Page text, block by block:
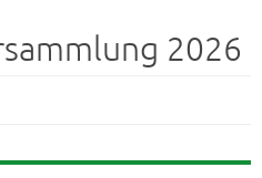
2026